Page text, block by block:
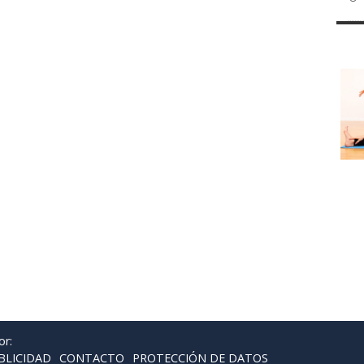
CONTACTO PROTECCIÓN DE DATOS